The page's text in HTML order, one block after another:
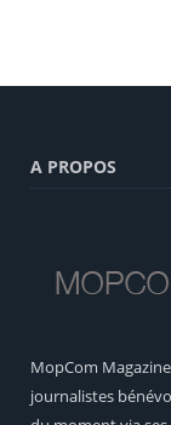
A PROPOS
MopCom
journalistes